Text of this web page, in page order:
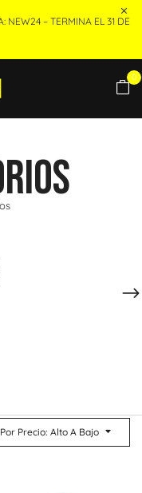
NEW24 – TERMINA EL 31 DE
0
Precio: Alto A Bajo